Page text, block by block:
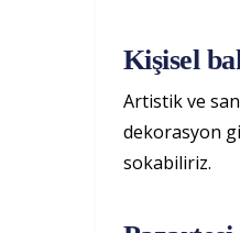
Kişisel
Artistik ve
dekorasyon
sokabiliriz.